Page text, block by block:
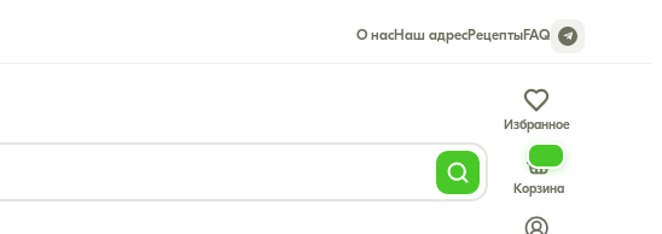
О насНаш адресРецептыFAQ
Избранное
Корзина